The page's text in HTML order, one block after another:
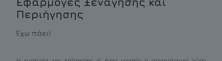
Περιήγησης
Έχω πάει!